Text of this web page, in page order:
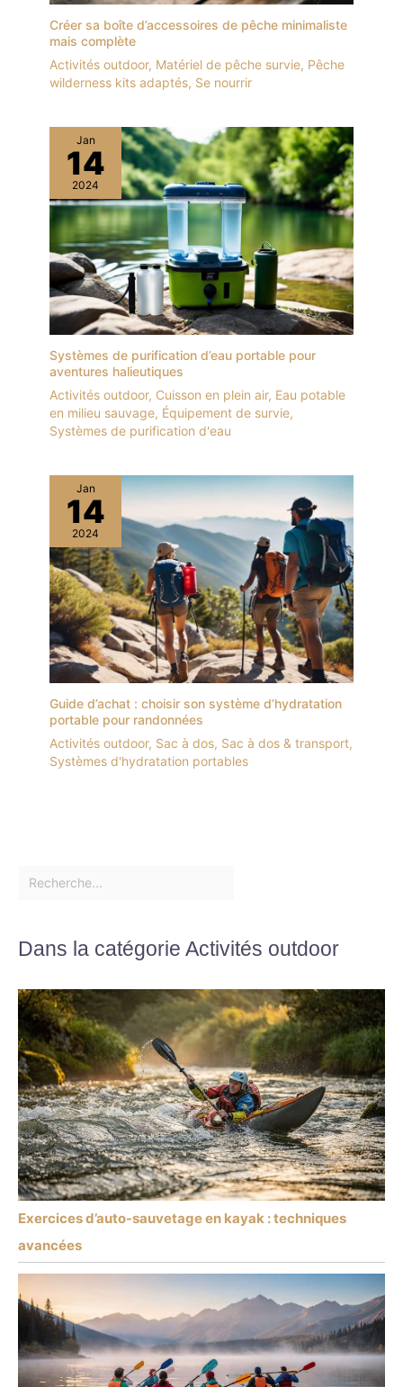
Créer sa boîte d’accessoires de pêche minimaliste
mais complète
Activités outdoor, Matériel de pêche survie, Pêche
wilderness kits adaptés, Se nourrir
Jan
14
2024
Systèmes de purification d’eau portable pour
aventures halieutiques
Activités outdoor, Cuisson en plein air, Eau potable
en milieu sauvage, Équipement de survie,
Systèmes de purification d'eau
Jan
14
2024
Guide d’achat : choisir son système d’hydratation
portable pour randonnées
Activités outdoor, Sac à dos, Sac à dos & transport,
Systèmes d'hydratation portables
Dans la catégorie Activités outdoor
Exercices d’auto-sauvetage en kayak : techniques
avancées